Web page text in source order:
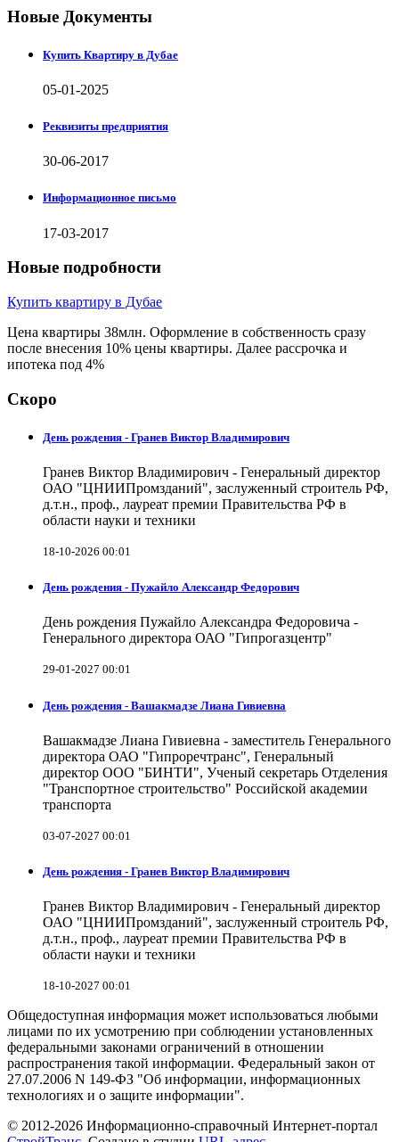
Новые Документы
Купить Квартиру в Дубае
05-01-2025
Реквизиты предприятия
30-06-2017
Информационное письмо
17-03-2017
Новые подробности
Купить квартиру в Дубае
Цена квартиры 38млн. Оформление в собственность сразу
после внесения 10% цены квартиры. Далее рассрочка и
ипотека под 4%
Скоро
День рождения - Гранев Виктор Владимирович
Гранев Виктор Владимирович - Генеральный директор
ОАО "ЦНИИПромзданий", заслуженный строитель РФ,
д.т.н., проф., лауреат премии Правительства РФ в
области науки и техники
18-10-2026 00:01
День рождения - Пужайло Александр Федорович
День рождения Пужайло Александра Федоровича -
Генерального директора ОАО "Гипрогазцентр"
29-01-2027 00:01
День рождения - Вашакмадзе Лиана Гивиевна
Вашакмадзе Лиана Гивиевна - заместитель Генерального
директора ОАО "Гипроречтранс", Генеральный
директор ООО "БИНТИ", Ученый секретарь Отделения
"Транспортное строительство" Российской академии
транспорта
03-07-2027 00:01
День рождения - Гранев Виктор Владимирович
Гранев Виктор Владимирович - Генеральный директор
ОАО "ЦНИИПромзданий", заслуженный строитель РФ,
д.т.н., проф., лауреат премии Правительства РФ в
области науки и техники
18-10-2027 00:01
Общедоступная информация может использоваться любыми
лицами по их усмотрению при соблюдении установленных
федеральными законами ограничений в отношении
распространения такой информации. Федеральный закон от
27.07.2006 N 149-ФЗ "Об информации, информационных
технологиях и о защите информации".
© 2012-2026 Информационно-справочный Интернет-портал